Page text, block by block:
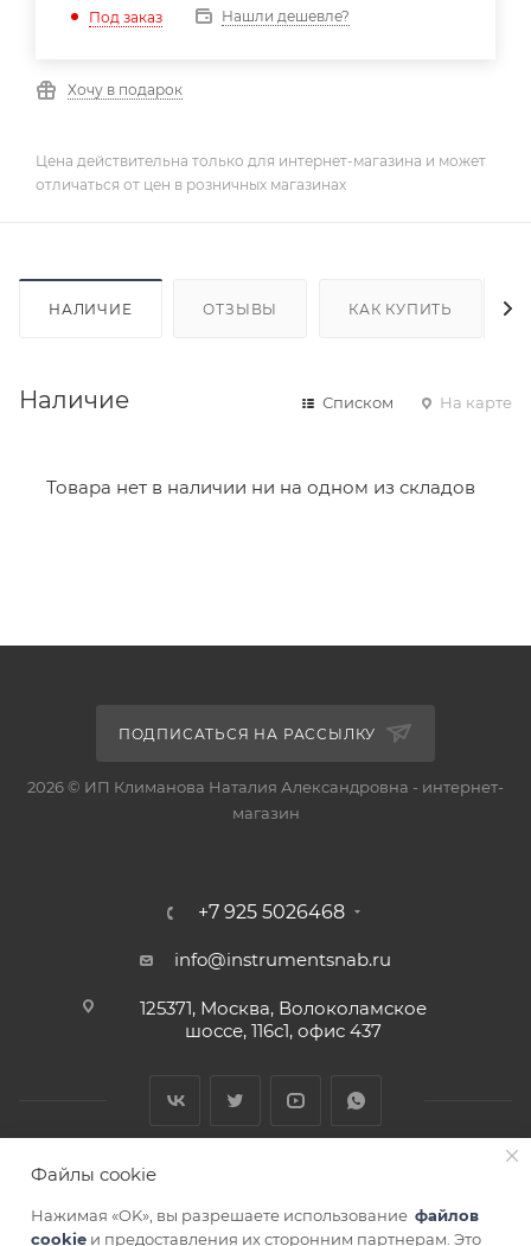
Под заказ Нашли дешевле?
Хочу в подарок
Цена действительна только для интернет-магазина и может
отличаться от цен в розничных магазинах
НАЛИЧИЕ ОТЗЫВЫ КАК КУПИТЬ
Наличие Списком На карте
Товара нет в наличии ни на одном из складов
ПОДПИСАТЬСЯ НА РАССЫЛКУ
2026 © ИП Климанова Наталия Александровна - интернет-
магазин
+7 925 5026468
info@instrumentsnab.ru
125371, Москва, Волоколамское
шоссе, 116с1, офис 437
Файлы cookie
Нажимая «OK», вы разрешаете использование файлов
cookie и предоставления их сторонним партнерам. Это